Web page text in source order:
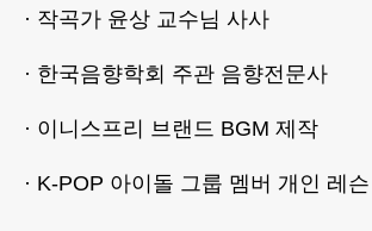
· 작곡가 윤상 교수님 사사
· 한국음향학회 주관 음향전문사
· 이니스프리 브랜드 BGM 제작
· K-POP 아이돌 그룹 멤버 개인 레슨